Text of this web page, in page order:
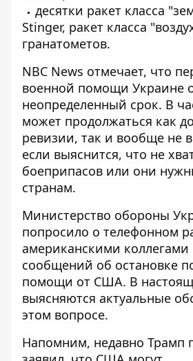
десятки ракет класса
Stinger, ракет класса
гранатометов.
NBC News отмечает, что
военной помощи Украине
неопределенный срок. В
может продолжаться как
ревизии, так и вообще не
если выяснится, что не
боеприпасов или они
странам.
Министерство обороны
попросило о телефонном
американскими
сообщений об остановке
помощи от США. В
выясняются актуальные
этом вопросе.
Напомним, недавно Трамп